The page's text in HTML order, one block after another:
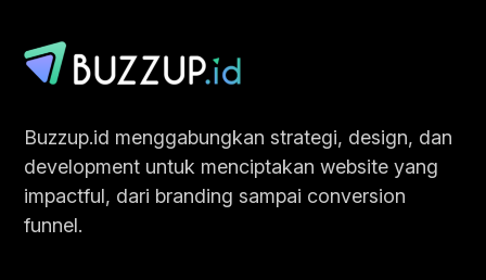
Buzzup.id menggabungkan strategi, design, dan
development untuk menciptakan website yang
impactful, dari branding sampai conversion
funnel.